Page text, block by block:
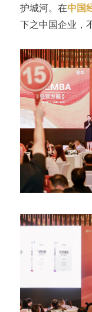
护城河。在中国
下之中国企业，